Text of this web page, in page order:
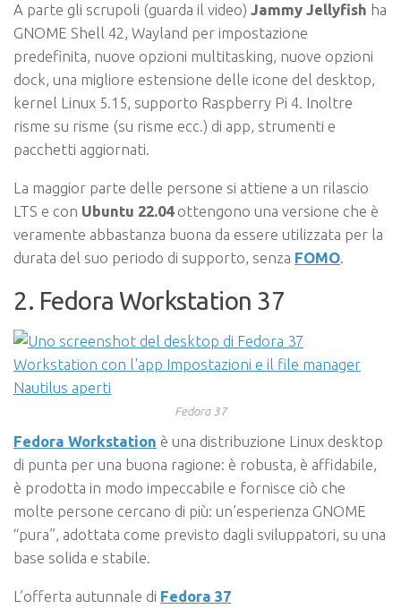
A parte gli scrupoli (guarda il video) Jammy Jellyfish ha
GNOME Shell 42, Wayland per impostazione
predefinita, nuove opzioni multitasking, nuove opzioni
dock, una migliore estensione delle icone del desktop,
kernel Linux 5.15, supporto Raspberry Pi 4. Inoltre
risme su risme (su risme ecc.) di app, strumenti e
pacchetti aggiornati.
La maggior parte delle persone si attiene a un rilascio
LTS e con Ubuntu 22.04ottengono una versione che è
veramente abbastanza buona da essere utilizzata per la
durata del suo periodo di supporto, senza FOMO.
2. Fedora Workstation 37
Fedora 37
Fedora Workstation è una distribuzione Linux desktop
di punta per una buona ragione: è robusta, è affidabile,
è prodotta in modo impeccabile e fornisce ciò che
molte persone cercano di più: un’esperienza GNOME
“pura”, adottata come previsto dagli sviluppatori, su una
base solida e stabile.
L’offerta autunnale di Fedora 37